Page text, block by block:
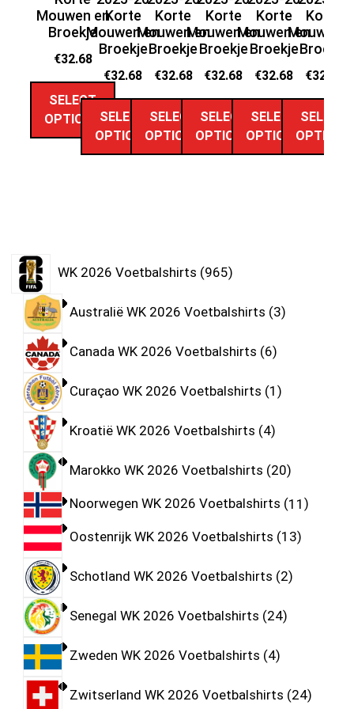
Mouwen en
Broekje
€32.68
SELECT
OPTIONS
Korte
Mouwen en
Broekje
€32.68
SELECT
OPTIONS
Korte
Mouwen en
Broekje
€32.68
SELECT
OPTIONS
Korte
Mouwen en
Broekje
€32.68
SELECT
OPTIONS
Korte
Mouwen en
Broekje
€32.68
SELECT
OPTIONS
Korte
Mouwen
Broekje
€32.68
SELECT
OPTIONS
WK 2026 Voetbalshirts 965
Australië WK 2026 Voetbalshirts 3
Canada WK 2026 Voetbalshirts 6
Curaçao WK 2026 Voetbalshirts 1
Kroatië WK 2026 Voetbalshirts 4
Marokko WK 2026 Voetbalshirts 20
Noorwegen WK 2026 Voetbalshirts 11
Oostenrijk WK 2026 Voetbalshirts 13
Schotland WK 2026 Voetbalshirts 2
Senegal WK 2026 Voetbalshirts 24
Zweden WK 2026 Voetbalshirts 4
Zwitserland WK 2026 Voetbalshirts 24